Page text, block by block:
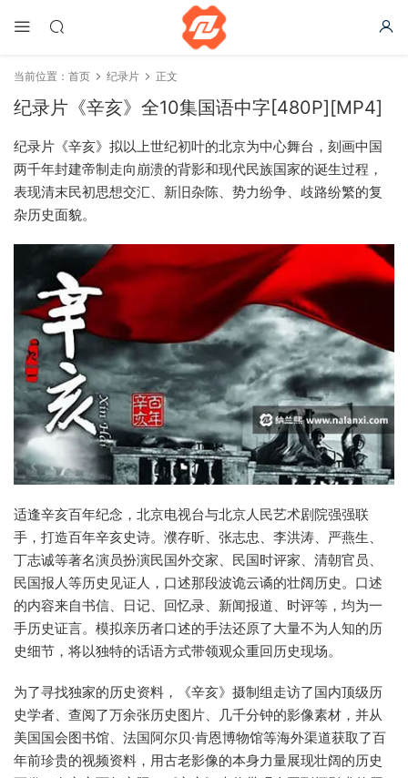
当前位置： 首页 纪录片 正文
纪录片《辛亥》全10集国语中字[480P][MP4]
纪录片《辛亥》拟以上世纪初叶的北京为中心舞台，刻画中国
两千年封建帝制走向崩溃的背影和现代民族国家的诞生过程，
表现清末民初思想交汇、新旧杂陈、势力纷争、歧路纷繁的复
杂历史面貌。
适逢辛亥百年纪念，北京电视台与北京人民艺术剧院强强联
手，打造百年辛亥史诗。濮存昕、张志忠、李洪涛、严燕生、
丁志诚等著名演员扮演民国外交家、民国时评家、清朝官员、
民国报人等历史见证人，口述那段波诡云谲的壮阔历史。口述
的内容来自书信、日记、回忆录、新闻报道、时评等，均为一
手历史证言。模拟亲历者口述的手法还原了大量不为人知的历
史细节，将以独特的话语方式带领观众重回历史现场。
为了寻找独家的历史资料，《辛亥》摄制组走访了国内顶级历
史学者、查阅了万余张历史图片、几千分钟的影像素材，并从
美国国会图书馆、法国阿尔贝·肯恩博物馆等海外渠道获取了百
年前珍贵的视频资料，用古老影像的本身力量展现壮阔的历史